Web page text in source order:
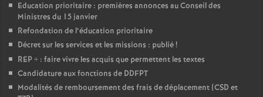
Education prioritaire : premières annonces au Conseil des
Ministres du 15 janvier
Refondation de l’éducation prioritaire
Décret sur les services et les missions : publié!
REP + : faire vivre les acquis que permettent les textes
Candidature aux fonctions de DDFPT
Modalités de remboursement des frais de déplacement (CSD et